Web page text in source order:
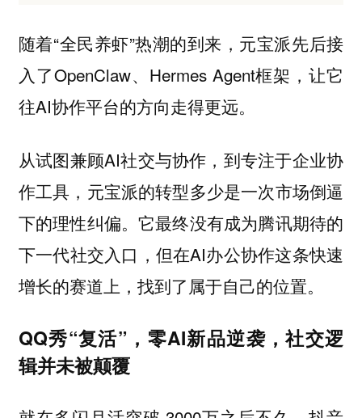
随着“全民养虾”热潮的到来，元宝派先后接
入了OpenClaw、Hermes Agent框架，让它
往AI协作平台的方向走得更远。
从试图兼顾AI社交与协作，到专注于企业协
作工具，元宝派的转型多少是一次市场倒逼
下的理性纠偏。它最终没有成为腾讯期待的
下一代社交入口，但在AI办公协作这条快速
增长的赛道上，找到了属于自己的位置。
QQ秀“复活”，零AI新品逆袭，社交逻
辑并未被颠覆